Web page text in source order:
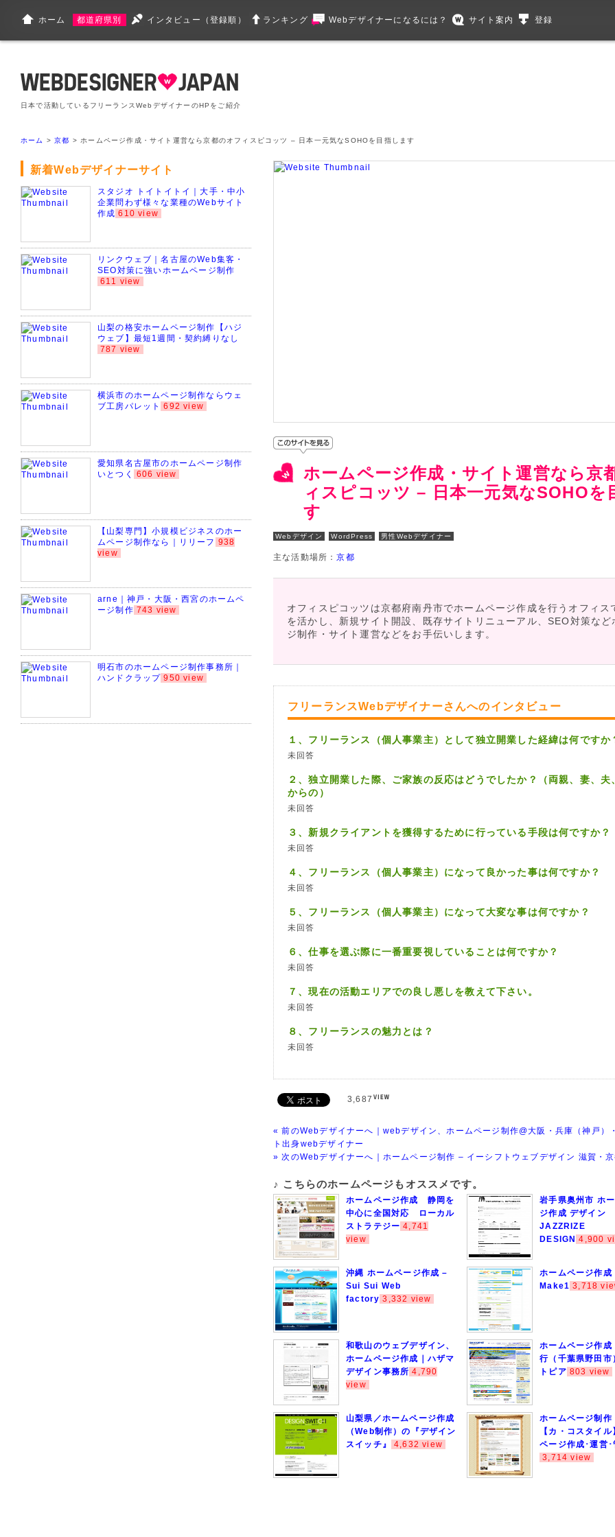
ホーム 都道府県別 インタビュー（登録順） ランキング Webデザイナーになるには？ サイト案内 登録
日本で活動しているフリーランスWebデザイナーのHPをご紹介
ホーム >京都 > ホームページ作成・サイト運営なら京都のオフィスピコッツ – 日本一元気なSOHOを目指します
ホームページ作成・サイト運営なら京
ィスピコッツ – 日本一元気なSOHOを
す
Webデザイン WordPress 男性Webデザイナー
主な活動場所：京都
オフィスピコッツは京都府南丹市でホームページ作成を行うオフィス
を活かし、新規サイト開設、既存サイトリニューアル、SEO対策など
ジ制作・サイト運営などをお手伝いします。
フリーランスWebデザイナーさんへのインタビュー
１、フリーランス（個人事業主）として独立開業した経緯は何ですか
未回答
２、独立開業した際、ご家族の反応はどうでしたか？（両親、妻、夫
からの）
未回答
３、新規クライアントを獲得するために行っている手段は何ですか？
未回答
４、フリーランス（個人事業主）になって良かった事は何ですか？
未回答
５、フリーランス（個人事業主）になって大変な事は何ですか？
未回答
６、仕事を選ぶ際に一番重要視していることは何ですか？
未回答
７、現在の活動エリアでの良し悪しを教えて下さい。
未回答
８、フリーランスの魅力とは？
未回答
3,687
« 前のWebデザイナーへ｜webデザイン、ホームページ制作@大阪・兵庫（神戸）
ト出身webデザイナー
» 次のWebデザイナーへ｜ホームページ制作 – イーシフトウェブデザイン 滋賀・京
♪ こちらのホームページもオススメです。
ホームページ作成 静岡を
中心に全国対応 ローカル
ストラテジー 4,741
view
岩手県奥州市 ホ
ジ作成 デザイン
JAZZRIZE
DESIGN 4,900
沖縄 ホームページ作成 –
Sui Sui Web
factory 3,332 view
ホームページ作成
Make1 3,718
和歌山のウェブデザイン、
ホームページ作成｜ハザマ
デザイン事務所 4,790
view
ホームページ作成
行（千葉県野田市
トピア 803 view
山梨県／ホームページ作成
（Web制作）の『デザイン
スイッチ』
4,632 view
ホームページ制作
【カ・コスタイ
ページ作成･運営･
3,714 view
新着Webデザイナーサイト
スタジオ トイトイトイ｜大手・中小
企業問わず様々な業種のWebサイト
作成 610 view
リンクウェブ｜名古屋のWeb集客・
SEO対策に強いホームページ制作
611 view
山梨の格安ホームページ制作【ハジ
ウェブ】最短1週間・契約縛りなし
787 view
横浜市のホームページ制作ならウェ
ブ工房パレット
692 view
愛知県名古屋市のホームページ制作
いとつく
606 view
【山梨専門】小規模ビジネスのホー
ムページ制作なら｜リリーフ 938
view
arne｜神戸・大阪・西宮のホームペ
ージ制作 743 view
明石市のホームページ制作事務所｜
ハンドクラップ 950 view